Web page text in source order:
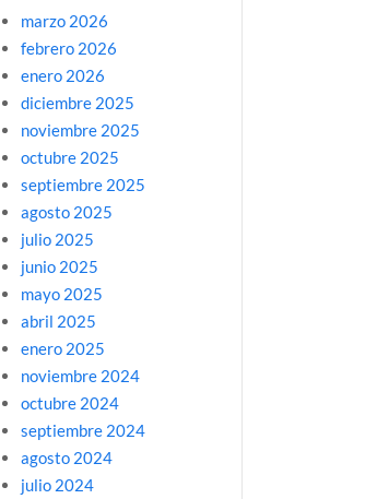
marzo 2026
febrero 2026
enero 2026
diciembre 2025
noviembre 2025
octubre 2025
septiembre 2025
agosto 2025
julio 2025
junio 2025
mayo 2025
abril 2025
enero 2025
noviembre 2024
octubre 2024
septiembre 2024
agosto 2024
julio 2024